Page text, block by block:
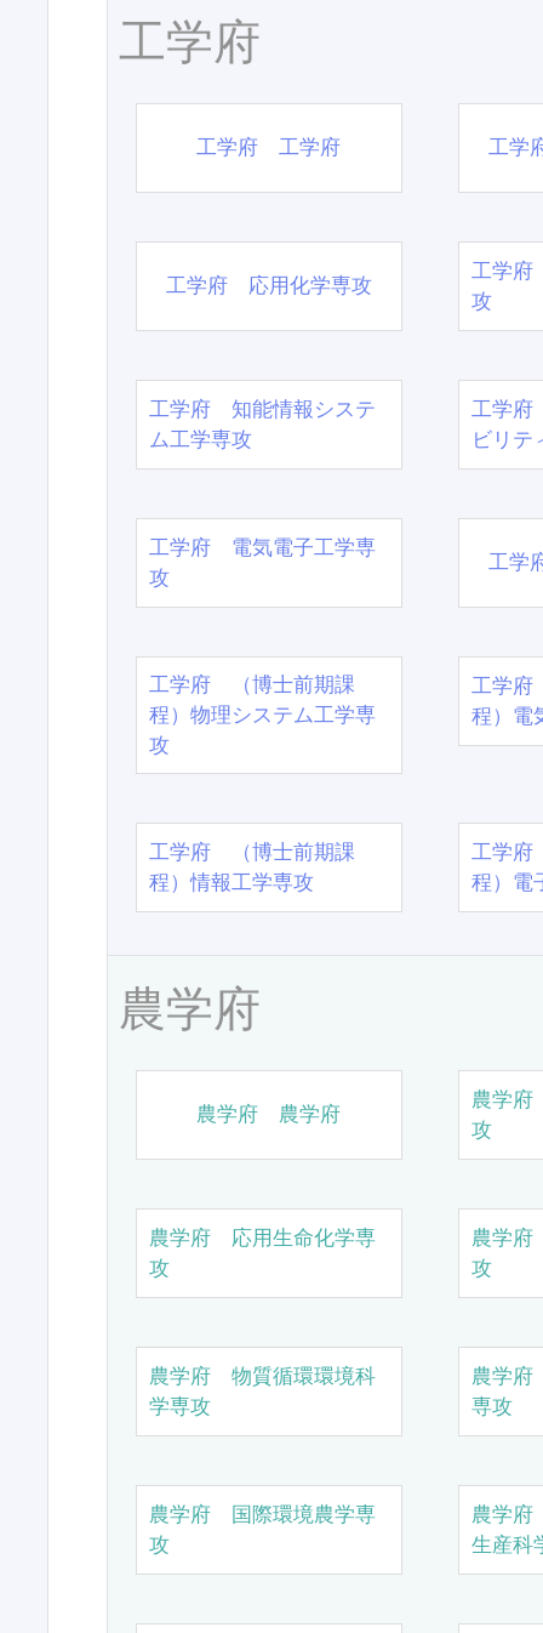
工学府
工学府 工学府 工学
工学府 応用化学専攻
工学府
攻
工学府 知能情報システ
ム工学専攻
工学府
ビリテ
工学府 電気電子工学専
攻
工学
工学府 （博士前期課
程）物理システム工学専
攻
工学
程）電
工学府 （博士前期課
程）情報工学専攻
工学
程）電
農学府
農学府 農学府
農学
攻
農学府 応用生命化学専
攻
農学
攻
農学府 物質循環環境科
学専攻
農学
専攻
農学府 国際環境農学専
攻
農学
生産科